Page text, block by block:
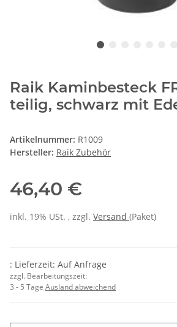
Raik Kaminbesteck
teilig, schwarz mit
Artikelnummer: R1009
Hersteller: Raik Zubehör
46,40 €
inkl. 19% USt. , zzgl. Versand (Paket)
: Lieferzeit: Auf Anfrage
zzgl. Bearbeitungszeit:
3 - 5 Tage Ausland abweichend